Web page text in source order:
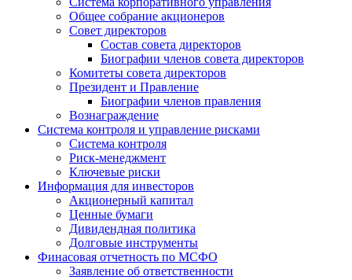
Общее собрание акционеров
Совет директоров
Состав совета директоров
Биографии членов совета директоров
Комитеты совета директоров
Президент и Правление
Биографии членов правления
Вознаграждение
Система контроля и управление рисками
Система контроля
Риск-менеджмент
Ключевые риски
Информация для инвесторов
Акционерный капитал
Ценные бумаги
Дивидендная политика
Долговые инструменты
Финасовая отчетность по МСФО
Заявление об ответственности